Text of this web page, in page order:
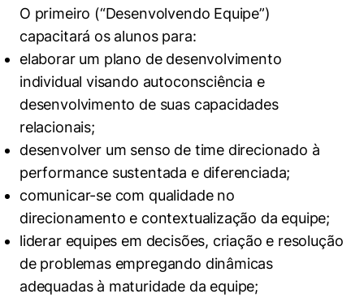
O primeiro (“Desenvolvendo Equipe”)
capacitará os alunos para:
elaborar um plano de desenvolvimento
individual visando autoconsciência e
desenvolvimento de suas capacidades
relacionais;
desenvolver um senso de time direcionado à
performance sustentada e diferenciada;
comunicar-se com qualidade no
direcionamento e contextualização da equipe;
liderar equipes em decisões, criação e resolução
de problemas empregando dinâmicas
adequadas à maturidade da equipe;